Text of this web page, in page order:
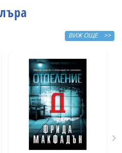
ВИЖ ОЩЕ >>